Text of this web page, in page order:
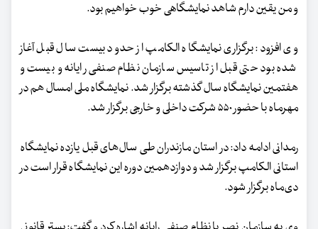
و من یقین دارم شاهد نمایشگاهی خوب خواهیم بود.
وی افزود: برگزاری نمایشگاه الکامپ از حدود بیست سال قبل آغاز
شده بود حتی قبل از تاسیس سازمان نظام صنفی رایانه و بیست و
هفتمین نمایشگاه سال گذشته برگزار شد. نمایشگاه ملی امسال هم در
مهرماه با حضور ۵۵۰ شرکت داخلی و خارجی برگزار شد.
رمدانی ادامه داد: در استان مازندران طی سال‌های قبل یازده نمایشگاه
استانی الکامپ برگزار شد و دوازدهمین دوره این نمایشگاه قرار است در
دی‌ماه برگزار شود.